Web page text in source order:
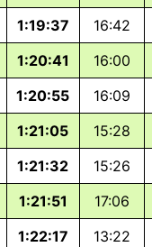
1:19:37 16:42
1:20:41 16:00
1:20:55 16:09
1:21:05 15:28
1:21:32 15:26
1:21:51 17:06
1:22:17 13:22